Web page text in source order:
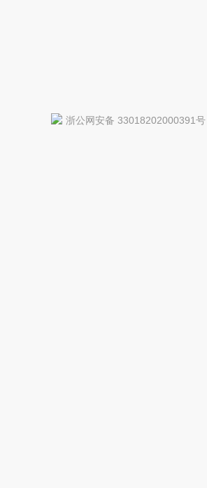
浙公网安备 33018202000391号